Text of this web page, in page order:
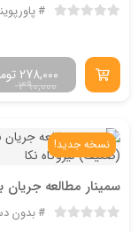
390,000
278,000
نسخه جدید!
بدون